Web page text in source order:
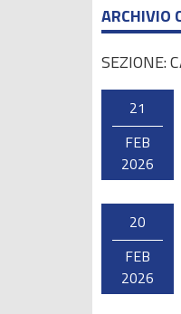
ARCHIVIO
SEZIONE:
21
FEB
2026
20
FEB
2026